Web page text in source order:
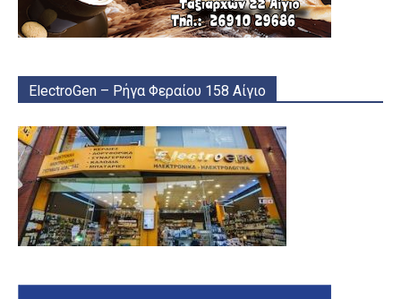
ElectroGen – Ρήγα Φεραίου 158 Αίγιο